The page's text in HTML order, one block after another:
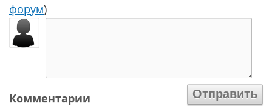
форум)
Комментарии